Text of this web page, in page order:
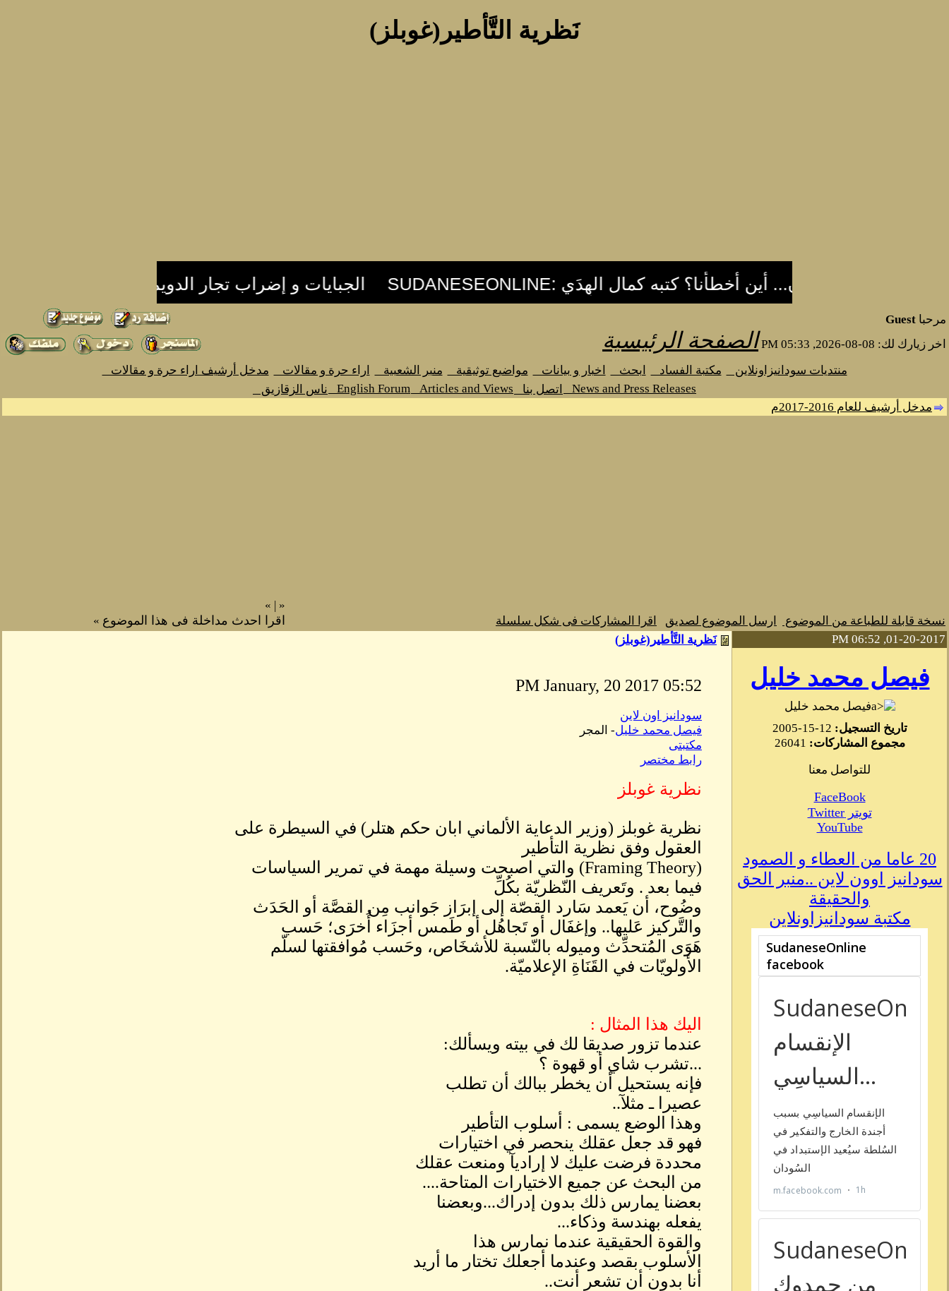
نَظرية التَّأطير(غوبلز)
مرحبا Guest
اخر زيارك لك: 08-08-2026, 05:33 PM
الصفحة الرئيسية
منتديات سودانيزاونلاين مكتبة الفساد ابحث اخبار و بيانات مواضيع توثيقية منبر الشعبية اراء حرة و مقالات
مدخل أرشيف اراء حرة و مقالات
News and Press Releases
اتصل بنا Articles and Views
English Forum
ناس الزقازيق
مدخل أرشيف للعام 2016-2017م
نسخة قابلة للطباعة من الموضوع ارسل الموضوع لصديق اقرا المشاركات فى شكل سلسلة
«
|
»
اقرا احدث مداخلة فى هذا الموضوع »
01-20-2017, 06:52 PM
فيصل محمد خليل
فيصل محمد خليل
تاريخ التسجيل:
مجموع المشاركات:
للتواصل معنا
FaceBook
تويتر Twitter
YouTube
20 عاما من العطاء و الصمود
سودانيز اوون لاين ..منبر الحق
والحقيقة
مكتبة سودانيزاونلاين
نَظرية التَّأطير(غوبلز)
05:52 PM January, 20 2017
سودانيز اون لاين
فيصل محمد خليل- المجر
مكتبتى
رابط مختصر
نظرية غوبلز
نظرية غوبلز (وزير الدعاية الألماني ابان حكم هتلر) في السيطرة على
العقول وفق نظرية التأطير
(Framing Theory) والتي اصبحت وسيلة مهمة في تمرير السياسات
فيما بعد . وتَعريف النّظريّة بكُلِّ
وضُوح، أن يَعمد سَارد القصّة إلى إبرَاز جَوانب مِن القصَّة أو الحَدَث
والتَّركيز عَليها.. وإغفَال أو تَجاهُل أو طَمس أجزَاء أُخرَى؛ حَسب
هَوَى المُتحدِّث وميوله بالنّسبة للأشخَاص، وحَسب مُوافقتها لسلّم
الأولويّات في القَنَاةِ الإعلاميّة.
اليك هذا المثال :
ﻋﻨﺪﻣﺎ ﺗﺰﻭﺭ ﺻﺪﻳﻘﺎ ﻟﻚ ﻓﻲ ﺑﻴﺘﻪ ﻭﻳﺴﺄﻟﻚ:
...ﺗﺸﺮﺏ ﺷﺎﻱ ﺃﻭ ﻗﻬﻮﺓ ؟
ﻓﺈﻧﻪ ﻳﺴﺘﺤﻴﻞ ﺃﻥ ﻳﺨﻄﺮ ﺑﺒﺎﻟﻚ ﺃﻥ ﺗﻄﻠﺐ
ﻋﺼﻴﺮﺍ ـ ﻣﺜﻶ..
ﻭﻫﺬﺍ ﺍﻟﻮﺿﻊ ﻳﺴﻤﻰ : ﺃﺳﻠﻮﺏ ﺍﻟﺘﺄﻃﻴﺮ
ﻓﻬﻮ ﻗﺪ ﺟﻌﻞ ﻋﻘﻠﻚ ﻳﻨﺤﺼﺮ ﻓﻲ ﺍﺧﺘﻴﺎﺭﺍﺕ
ﻣﺤﺪﺩﺓ ﻓﺮﺿﺖ ﻋﻠﻴﻚ ﻻ ﺇﺭﺍﺩﻳﺂ ﻭﻣﻨﻌﺖ ﻋﻘﻠﻚ
ﻣﻦ ﺍﻟﺒﺤﺚ ﻋﻦ ﺟﻤﻴﻊ ﺍﻻﺧﺘﻴﺎﺭﺍﺕ ﺍﻟﻤﺘﺎﺣﺔ....
ﺑﻌﻀﻨﺎ ﻳﻤﺎﺭﺱ ﺫﻟﻚ ﺑﺪﻭﻥ ﺇﺩﺭﺍﻙ...ﻭﺑﻌﻀﻨﺎ
ﻳﻔﻌﻠﻪ ﺑﻬﻨﺪﺳﺔ ﻭﺫﻛﺎﺀ...
ﻭﺍﻟﻘﻮﺓ ﺍﻟﺤﻘﻴﻘﻴﺔ ﻋﻨﺪﻣﺎ ﻧﻤﺎﺭﺱ ﻫﺬﺍ
ﺍﻷﺳﻠﻮﺏ ﺑﻘﺼﺪ ﻭﻋﻨﺪﻣﺎ ﺃﺟﻌﻠﻚ ﺗﺨﺘﺎﺭ ﻣﺎ ﺃﺭﻳﺪ
ﺃﻧﺎ ﺑﺪﻭﻥ ﺃﻥ ﺗﺸﻌﺮ ﺃﻧﺖ..